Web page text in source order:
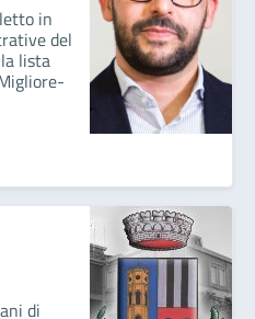
in
del
lista
di